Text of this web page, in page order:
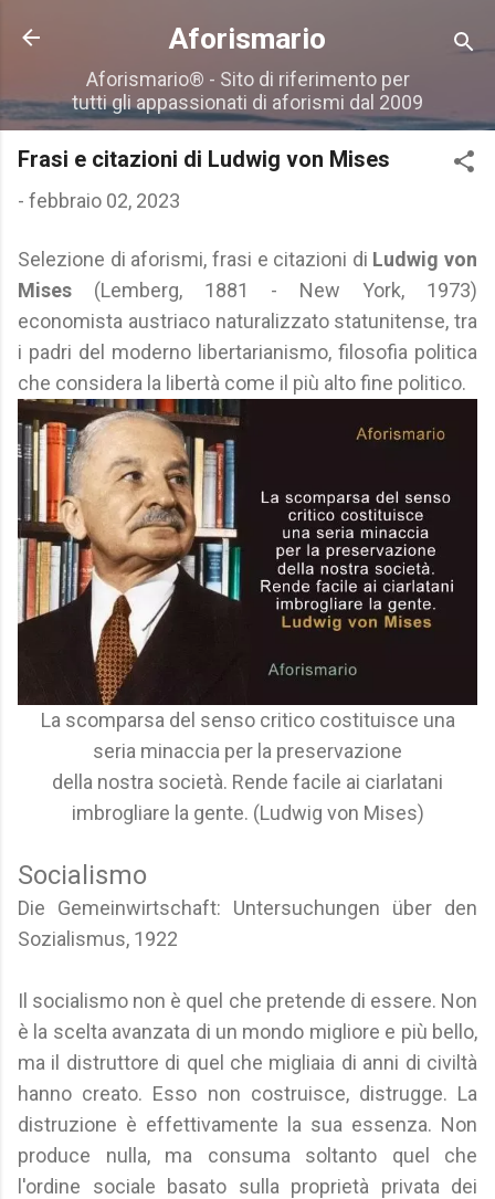
Passa ai contenuti principali
Aforismario
Aforismario® - Sito di riferimento per
tutti gli appassionati di aforismi dal 2009
Frasi e citazioni di Ludwig von Mises
- febbraio 02, 2023
Selezione di aforismi, frasi e citazioni di Ludwig von
Mises (Lemberg, 1881 - New York, 1973)
economista austriaco naturalizzato statunitense, tra
i padri del moderno libertarianismo, filosofia politica
che considera la libertà come il più alto fine politico.
La scomparsa del senso critico costituisce una
seria minaccia per la preservazione
della nostra società. Rende facile ai ciarlatani
imbrogliare la gente. (Ludwig von Mises)
Socialismo
Die Gemeinwirtschaft: Untersuchungen über den
Sozialismus, 1922
Il socialismo non è quel che pretende di essere. Non
è la scelta avanzata di un mondo migliore e più bello,
ma il distruttore di quel che migliaia di anni di civiltà
hanno creato. Esso non costruisce, distrugge. La
distruzione è effettivamente la sua essenza. Non
produce nulla, ma consuma soltanto quel che
l'ordine sociale basato sulla proprietà privata dei